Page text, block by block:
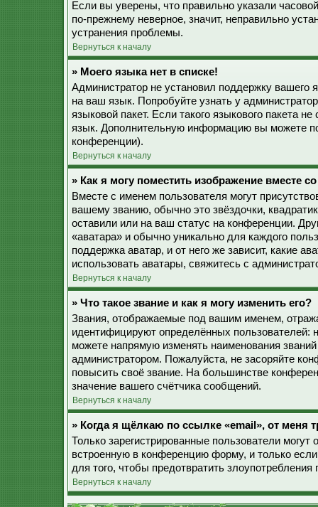
Если вы уверены, что правильно указали
по-прежнему неверное, значит, неправильно
устранения проблемы.
Вернуться к началу
» Моего языка нет в списке!
Администратор не установил поддержку вашего
на ваш язык. Попробуйте узнать у
языковой пакет. Если такого языкового пакета
язык. Дополнительную информацию вы можете
конференции).
Вернуться к началу
» Как я могу поместить изображение вместе
Вместе с именем пользователя могут
вашему званию, обычно это звёздочки,
оставили или на ваш статус на конференции.
«аватара» и обычно уникально для каждого
поддержка аватар, и от него же зависит, какие
использовать аватары, свяжитесь с
Вернуться к началу
» Что такое звание и как я могу изменить его?
Звания, отображаемые под вашим именем,
идентифицируют определённых
можете напрямую изменять наименования
администратором. Пожалуйста, не засоряйте
повысить своё звание. На большинстве
значение вашего счётчика сообщений.
Вернуться к началу
» Когда я щёлкаю по ссылке «email», от меня
Только зарегистрированные пользователи
встроенную в конференцию форму, и только
для того, чтобы предотвратить
Вернуться к началу